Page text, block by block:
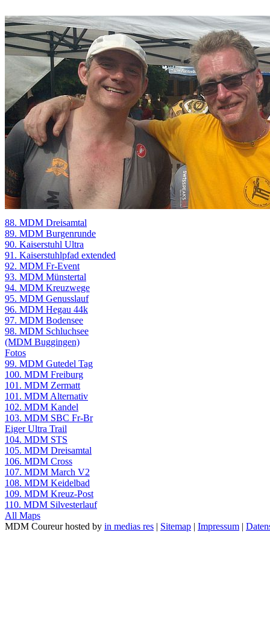
88. MDM Dreisamtal
89. MDM Burgenrunde
90. Kaiserstuhl Ultra
91. Kaiserstuhlpfad extended
92. MDM Fr-Event
93. MDM Münstertal
94. MDM Kreuzwege
95. MDM Genusslauf
96. MDM Hegau 44k
97. MDM Bodensee
98. MDM Schluchsee
(MDM Buggingen)
Fotos
99. MDM Gutedel Tag
100. MDM Freiburg
101. MDM Zermatt
101. MDM Alternativ
102. MDM Kandel
103. MDM SBC Fr-Br
Eiger Ultra Trail
104. MDM STS
105. MDM Dreisamtal
106. MDM Cross
107. MDM March V2
108. MDM Keidelbad
109. MDM Kreuz-Post
110. MDM Silvesterlauf
All Maps
MDM Coureur hosted by in medias res | Sitemap | Impressum |